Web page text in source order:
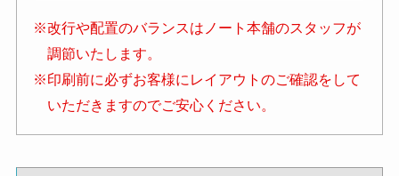
※改行や配置のバランスはノート本舗のスタッフが
調節いたします。
※印刷前に必ずお客様にレイアウトのご確認をして
いただきますのでご安心ください。